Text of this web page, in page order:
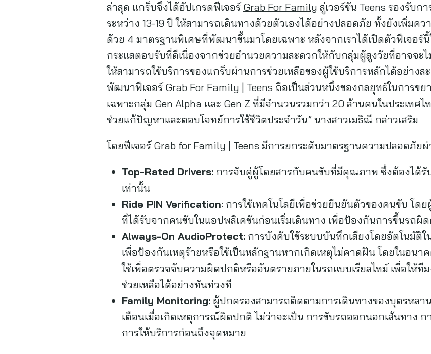
ล่าสุด แกร็บจึงได้อัปเกรดฟีเจอร์ Grab For Family สู่เวอร์ชัน Teens รองรับก
ระหว่าง 13-19 ปี ให้สามารถเดินทางด้วยตัวเองได้อย่างปลอดภัย ทั้งยังเพิ่มค
ด้วย 4 มาตรฐานพิเศษที่พัฒนาขึ้นมาโดยเฉพาะ หลังจากเราได้เปิดตัวฟีเจอร์
กระแสตอบรับที่ดีเนื่องจากช่วยอำนวยความสะดวกให้กับกลุ่มผู้สูงวัยที่อาจจะไ
ให้สามารถใช้บริการของแกร็บผ่านการช่วยเหลือของผู้ใช้บริการหลักได้อย่าง
พัฒนาฟีเจอร์ Grab For Family | Teens ถือเป็นส่วนหนึ่งของกลยุทธ์ในการขย
เฉพาะกลุ่ม Gen Alpha และ Gen Z ที่มีจำนวนรวมกว่า 20 ล้านคนในประเทศ
ช่วยแก้ปัญหาและตอบโจทย์การใช้ชีวิตประจำวัน” นางสาวเมธิณี กล่าวเสริม
โดยฟีเจอร์ Grab for Family | Teens มีการยกระดับมาตรฐานความปลอดภัย
Top-Rated Drivers: การจับคู่ผู้โดยสารกับคนขับที่มีคุณภาพ ซึ่งต้องได้รั
เท่านั้น
Ride PIN Verification: การใช้เทคโนโลยีเพื่อช่วยยืนยันตัวของคนขับ โด
ที่ได้รับจากคนขับในแอปพลิเคชันก่อนเริ่มเดินทาง เพื่อป้องกันการขึ้นรถผิ
Always-On AudioProtect: การบังคับใช้ระบบบันทึกเสียงโดยอัตโนมัติ
เพื่อป้องกันเหตุร้ายหรือใช้เป็นหลักฐานหากเกิดเหตุไม่คาดฝัน โดยในอนา
ใช้เพื่อตรวจจับความผิดปกติหรืออันตรายภายในรถแบบเรียลไทม์ เพื่อให้ที
ช่วยเหลือได้อย่างทันท่วงที
Family Monitoring: ผู้ปกครองสามารถติดตามการเดินทางของบุตรหลา
เตือนเมื่อเกิดเหตุการณ์ผิดปกติ ไม่ว่าจะเป็น การขับรถออกนอกเส้นทาง
การให้บริการก่อนถึงจุดหมาย